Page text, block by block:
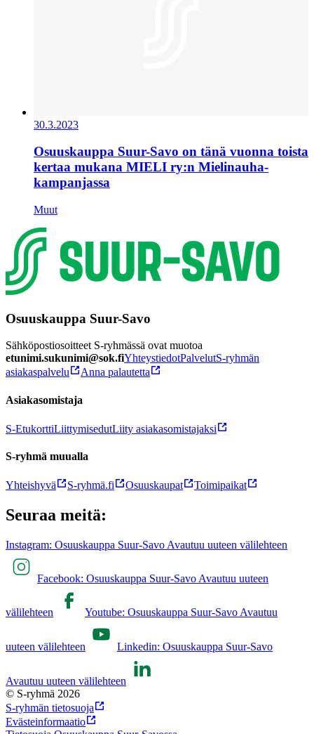
30.3.2023
Osuuskauppa Suur-Savo on tänä vuonna toista
kertaa mukana MIELI ry:n Mielinauha-
kampanjassa
Muut
Osuuskauppa Suur-Savo
Sähköpostiosoitteet S-ryhmässä ovat muotoa
etunimi.sukunimi@sok.fiYhteystiedotPalvelutS-ryhmän
asiakaspalvelu
Anna palautetta
Asiakasomistaja
S-EtukorttiLiittymisedutLiity asiakasomistajaksi
S-ryhmä muualla
Yhteishyvä S-ryhmä.fi Osuuskaupat Toimipaikat
Seuraa meitä:
Instagram: Osuuskauppa Suur-Savo Avautuu uuteen välilehteen
Facebook: Osuuskauppa Suur-Savo Avautuu uuteen
välilehteen Youtube: Osuuskauppa Suur-Savo Avautuu
uuteen välilehteen Linkedin: Osuuskauppa Suur-Savo
Avautuu uuteen välilehteen
© S-ryhmä 2026
S-ryhmän tietosuoja
Evästeinformaatio